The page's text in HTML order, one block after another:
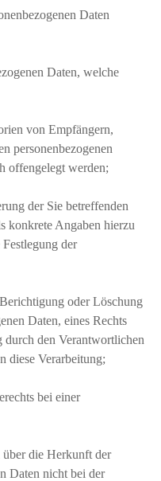
Daten
Daten, welche
von Empfängern,
personenbezogenen
offengelegt werden;
der Sie betreffenden
konkrete Angaben hierzu
der
oder Löschung
Daten, eines Rechts
durch den Verantwortlichen
diese Verarbeitung;
bei einer
die Herkunft der
Daten nicht bei der